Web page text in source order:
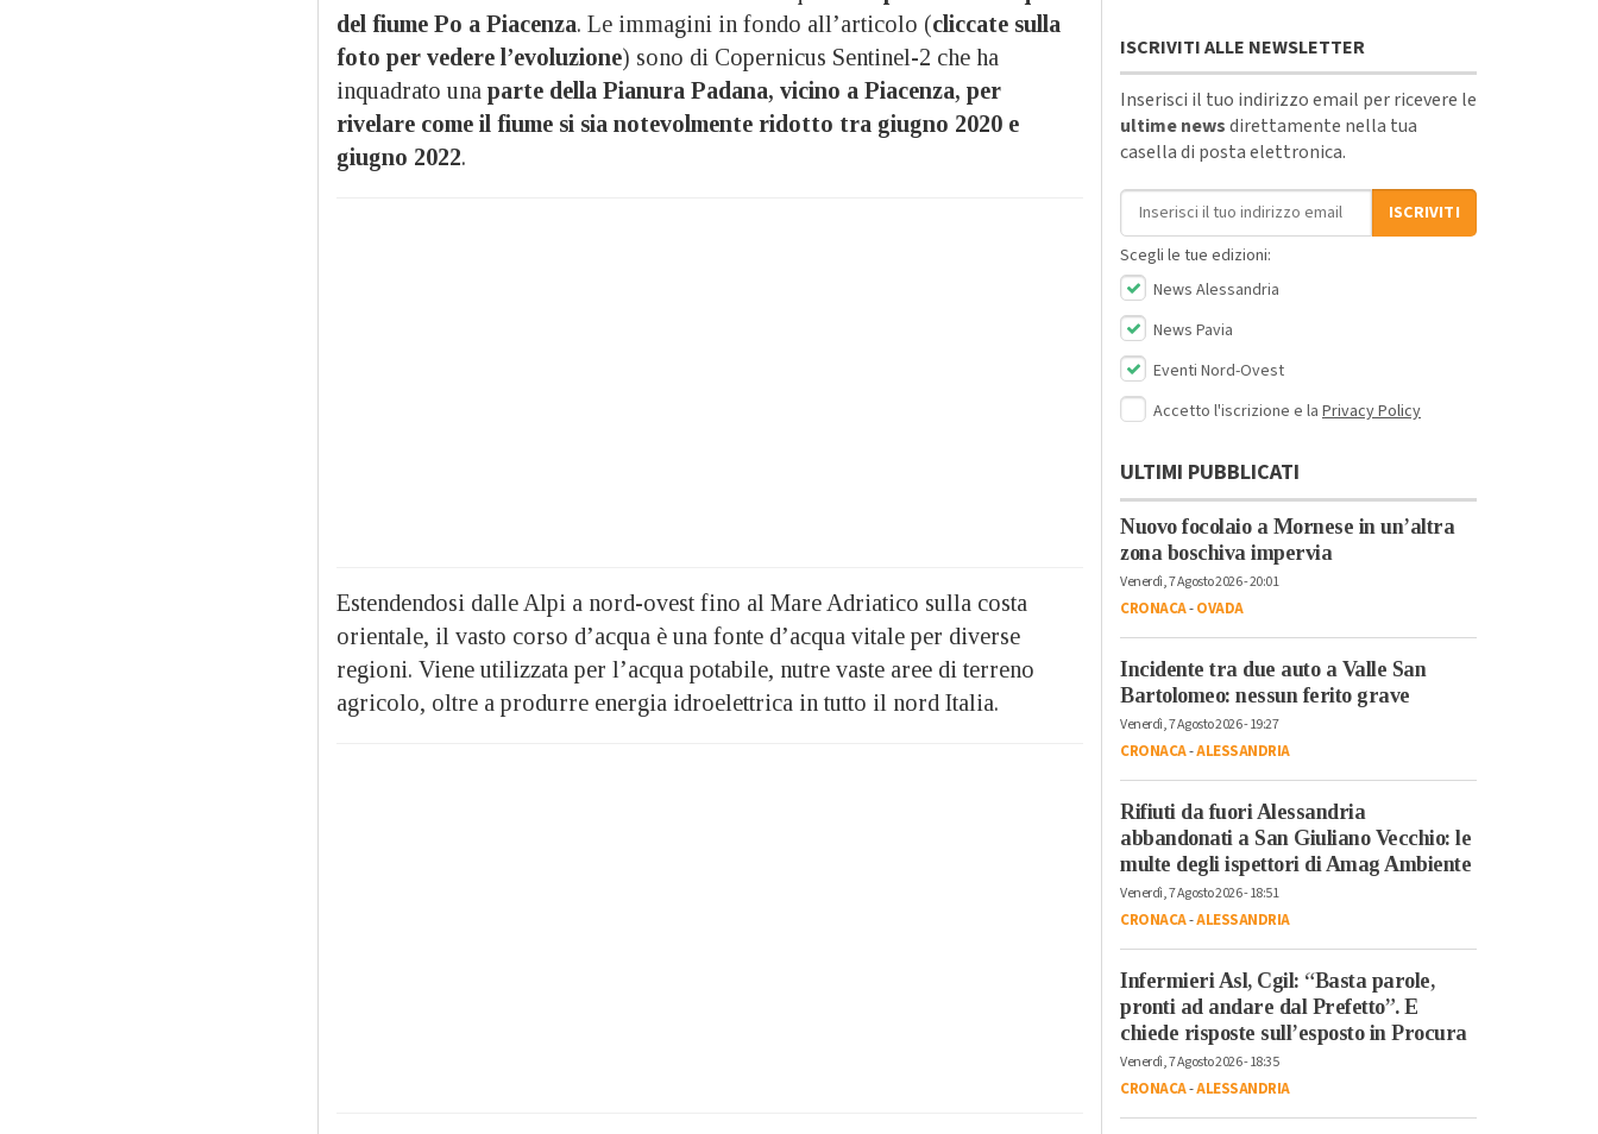
del fiume Po a Piacenza. Le immagini in fondo all’articolo (cliccate sulla
foto per vedere l’evoluzione) sono di Copernicus Sentinel-2 che ha
inquadrato una parte della Pianura Padana, vicino a Piacenza, per
rivelare come il fiume si sia notevolmente ridotto tra giugno 2020 e
giugno 2022.
Estendendosi dalle Alpi a nord-ovest fino al Mare Adriatico sulla costa
orientale, il vasto corso d’acqua è una fonte d’acqua vitale per diverse
regioni. Viene utilizzata per l’acqua potabile, nutre vaste aree di terreno
agricolo, oltre a produrre energia idroelettrica in tutto il nord Italia.
ISCRIVITI ALLE NEWSLETTER
Inserisci il tuo indirizzo email per ricevere le
ultime newsdirettamente nella tua
casella di posta elettronica.
Indirizzo email
ISCRIVITI
Scegli le tue edizioni:
News Alessandria
News Pavia
Eventi Nord-Ovest
Accetto l'iscrizione e la Privacy Policy
ULTIMI PUBBLICATI
Nuovo focolaio a Mornese in un’altra
zona boschiva impervia
Venerdì, 7 Agosto 2026 - 20:01
CRONACA-OVADA
Incidente tra due auto a Valle San
Bartolomeo: nessun ferito grave
Venerdì, 7 Agosto 2026 - 19:27
CRONACA-ALESSANDRIA
Rifiuti da fuori Alessandria
abbandonati a San Giuliano Vecchio: le
multe degli ispettori di Amag Ambiente
Venerdì, 7 Agosto 2026 - 18:51
CRONACA-ALESSANDRIA
Infermieri Asl, Cgil: “Basta parole,
pronti ad andare dal Prefetto”. E
chiede risposte sull’esposto in Procura
Venerdì, 7 Agosto 2026 - 18:35
CRONACA-ALESSANDRIA